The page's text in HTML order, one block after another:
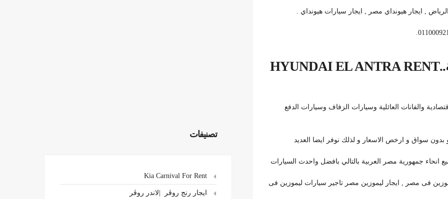
, ايجار هيونداي مصر , ايجار سيارات هيونداي .
ايجار ليموزين في ميدان المحكمة..HYUNDAI EL ANTRA RENT
والفانات العائلية وسيارات الزفاف وسيارات الدفع
جمهورية مصر العربية بالتالي بافضل واحدث السيارات
فى مصر , ايجار ليموزين مصر تاجير سيارات ليموزين فى
تصنيفات
ايجار رنج روڤر |لاندر روڤر